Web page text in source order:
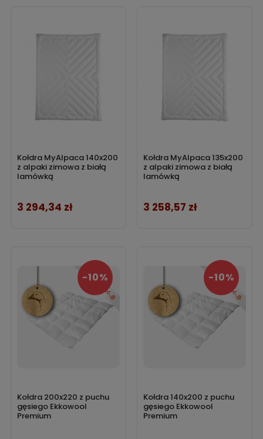
Kołdra MyAlpaca 140x200
z alpaki zimowa z białą
lamówką
Cena
3 294,34 zł
Kołdra MyAlpaca 135x200
z alpaki zimowa z białą
lamówką
Cena
3 258,57 zł
Kołdra 200x220 z puchu
gęsiego Ekkowool
Premium
-10%
Kołdra 140x200 z puchu
gęsiego Ekkowool
Premium
-10%